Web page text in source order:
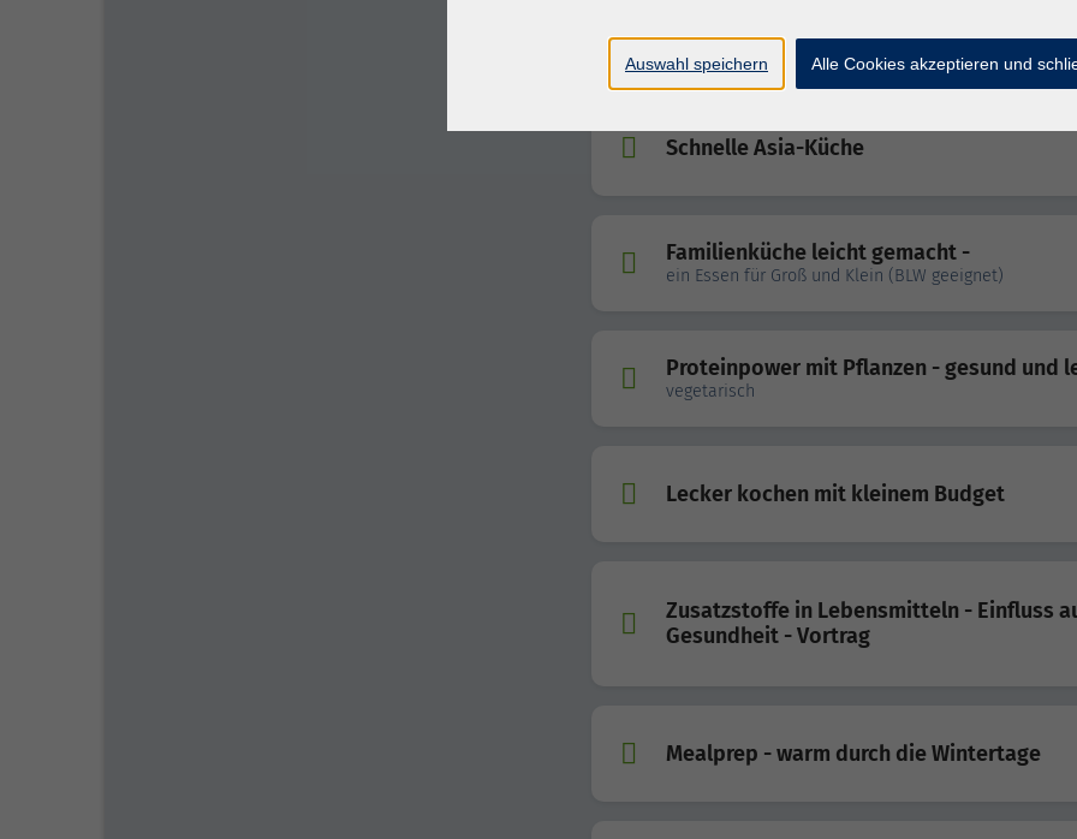
Ayurveda - das Wissen vom gesunden
Schnelle Asia-Küche
Familienküche leicht gemacht -
ein Essen für Groß und Klein (BLW geeignet)
Proteinpower mit Pflanzen - gesund und
vegetarisch
Lecker kochen mit kleinem Budget
Zusatzstoffe in Lebensmitteln - Einfluss
Gesundheit - Vortrag
Mealprep - warm durch die Wintertage
Auswahl speichern Alle Cookies akzeptieren und